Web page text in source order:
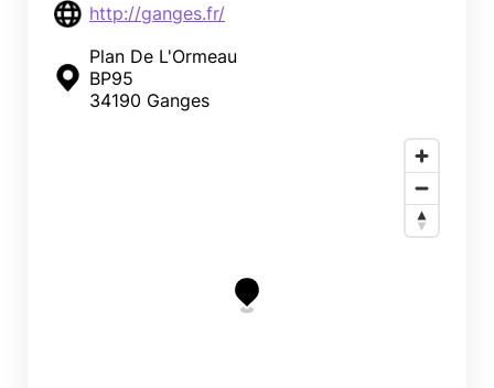
http://ganges.fr/
Plan De L'Ormeau
BP95
34190 Ganges